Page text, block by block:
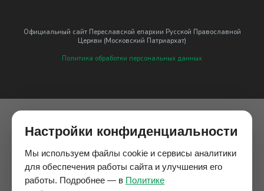
Официальный сайт Переславской епархии Русской Православной
Церкви (Московский Патриархат)
Политика обработки персональных данных